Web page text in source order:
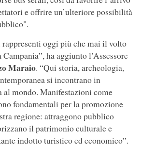
e offrire un’ulteriore possibilità
rappresenti oggi più che mai il volto
ha aggiunto l’Assessore
Maraio. “Qui storia, archeologia,
si incontrano in
al mondo. Manifestazioni come
fondamentali per la promozione
regione: attraggono pubblico
il patrimonio culturale e
indotto turistico ed economico”.